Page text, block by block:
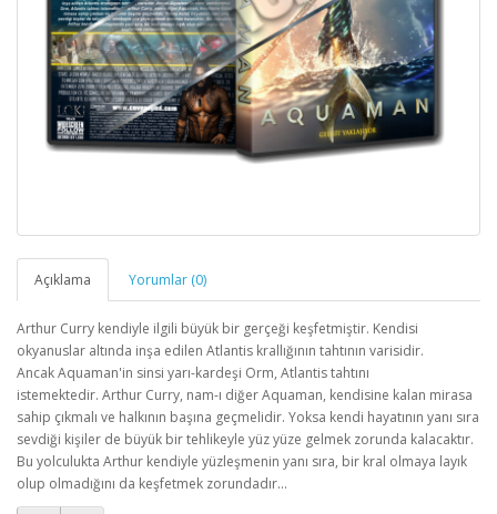
Açıklama Yorumlar (0)
Arthur Curry kendiyle ilgili büyük bir gerçeği keşfetmiştir. Kendisi
okyanuslar altında inşa edilen Atlantis krallığının tahtının varisidir.
Ancak Aquaman'in sinsi yarı-kardeşi Orm, Atlantis tahtını
istemektedir. Arthur Curry, nam-ı diğer Aquaman, kendisine kalan mirasa
sahip çıkmalı ve halkının başına geçmelidir. Yoksa kendi hayatının yanı sıra
sevdiği kişiler de büyük bir tehlikeyle yüz yüze gelmek zorunda kalacaktır.
Bu yolculukta Arthur kendiyle yüzleşmenin yanı sıra, bir kral olmaya layık
olup olmadığını da keşfetmek zorundadır...